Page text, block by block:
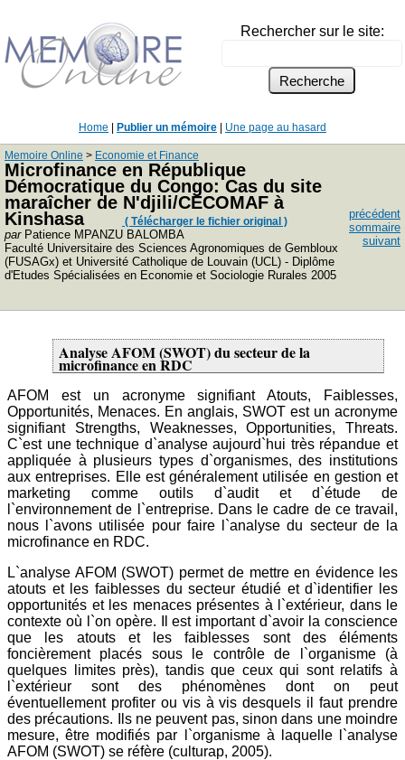
Rechercher sur le site:
Home Publier un mémoire Une page au hasard
Memoire Online > Economie et Finance
Microfinance en République
Démocratique du Congo: Cas du site
maraîcher de N'djili/CECOMAF à
Kinshasa
( Télécharger le fichier original )
parPatience MPANZU BALOMBA
Faculté Universitaire des Sciences Agronomiques de Gembloux
(FUSAGx) et Université Catholique de Louvain (UCL) - Diplôme
d'Etudes Spécialisées en Economie et Sociologie Rurales 2005
précédent
sommaire
suivant
Analyse AFOM (SWOT) du secteur de la
microfinance en RDC
AFOM est un acronyme signifiant Atouts, Faiblesses,
Opportunités, Menaces. En anglais, SWOT est un acronyme
signifiant Strengths, Weaknesses, Opportunities, Threats.
C`est une technique d`analyse aujourd`hui très répandue et
appliquée à plusieurs types d`organismes, des institutions
aux entreprises. Elle est généralement utilisée en gestion et
marketing comme outils d`audit et d`étude de
l`environnement de l`entreprise. Dans le cadre de ce travail,
nous l`avons utilisée pour faire l`analyse du secteur de la
microfinance en RDC.
L`analyse AFOM (SWOT) permet de mettre en évidence les
atouts et les faiblesses du secteur étudié et d`identifier les
opportunités et les menaces présentes à l`extérieur, dans le
contexte où l`on opère. Il est important d`avoir la conscience
que les atouts et les faiblesses sont des éléments
foncièrement placés sous le contrôle de l`organisme (à
quelques limites près), tandis que ceux qui sont relatifs à
l`extérieur sont des phénomènes dont on peut
éventuellement profiter ou vis à vis desquels il faut prendre
des précautions. Ils ne peuvent pas, sinon dans une moindre
mesure, être modifiés par l`organisme à laquelle l`analyse
AFOM (SWOT) se réfère (culturap, 2005).